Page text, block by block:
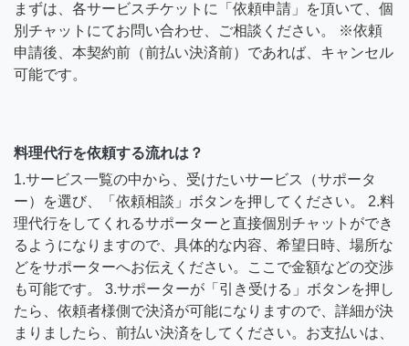
まずは、各サービスチケットに「依頼申請」を頂いて、個
別チャットにてお問い合わせ、ご相談ください。 ※依頼
申請後、本契約前（前払い決済前）であれば、キャンセル
可能です。
料理代行を依頼する流れは？
1.サービス一覧の中から、受けたいサービス（サポータ
ー）を選び、「依頼相談」ボタンを押してください。 2.料
理代行をしてくれるサポーターと直接個別チャットができ
るようになりますので、具体的な内容、希望日時、場所な
どをサポーターへお伝えください。ここで金額などの交渉
も可能です。 3.サポーターが「引き受ける」ボタンを押し
たら、依頼者様側で決済が可能になりますので、詳細が決
まりましたら、前払い決済をしてください。お支払いは、